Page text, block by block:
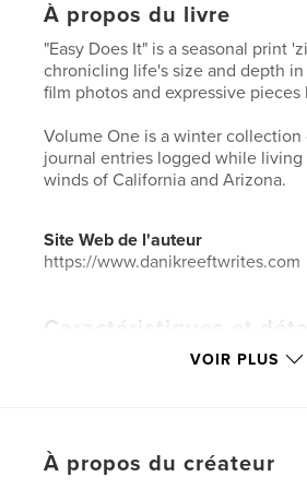
À propos du livre
"Easy Does It" is a seasonal print
chronicling life's size and depth in
film photos and expressive pieces
Volume One is a winter collection
journal entries logged while living
winds of California and Arizona.
Site Web de l'auteur
https://www.danikreeftwrites.com
Caractéristiques et
Catégorie principale: Voyages
Format choisi:
# de pages: 60
VOIR PLUS
À propos du créateur